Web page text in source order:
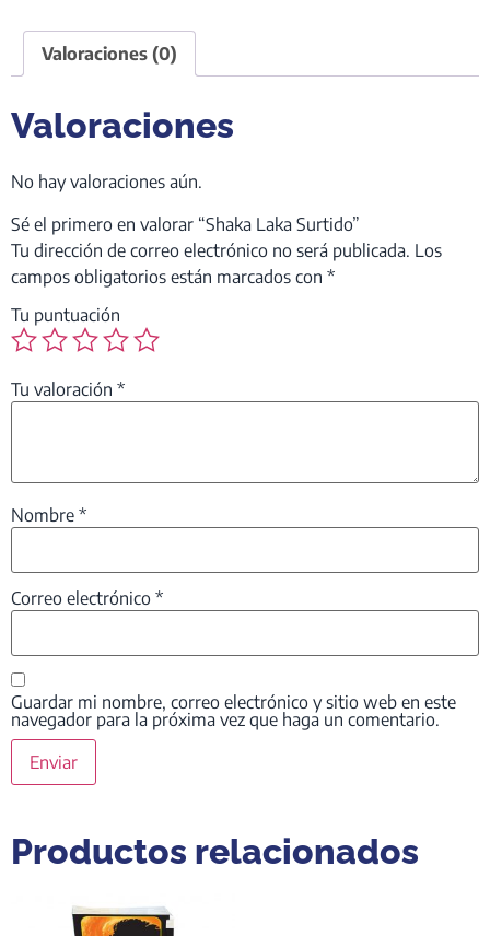
Valoraciones (0)
Valoraciones
No hay valoraciones aún.
Sé el primero en valorar “Shaka Laka Surtido”
Tu dirección de correo electrónico no será publicada. Los
campos obligatorios están marcados con *
Tu puntuación
Tu valoración *
Nombre *
Correo electrónico *
Guardar mi nombre, correo electrónico y sitio web en este
navegador para la próxima vez que haga un comentario.
Productos relacionados